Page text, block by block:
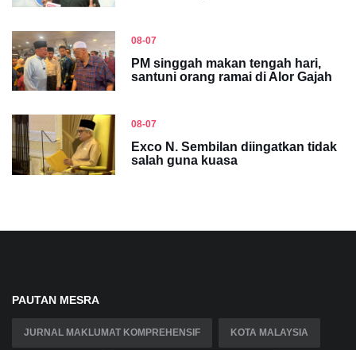
08-07
PM singgah makan tengah hari,
santuni orang ramai di Alor Gajah
08-07
Exco N. Sembilan diingatkan tidak
salah guna kuasa
PAUTAN MESRA
JURNAL MAKLUMAT KOMPREHENSIF KOTA MALAYSIA